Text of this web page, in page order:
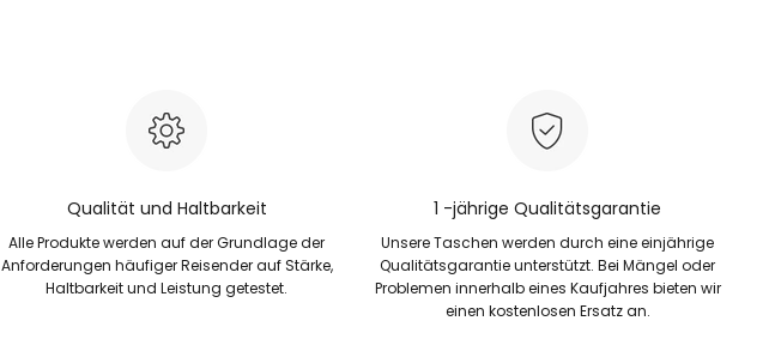
Qualität und Haltbarkeit
Alle Produkte werden auf der Grundlage der
Anforderungen häufiger Reisender auf Stärke,
Haltbarkeit und Leistung getestet.
1 -jährige Qualitätsgarantie
Unsere Taschen werden durch eine einjährige
Qualitätsgarantie unterstützt. Bei Mängel oder
Problemen innerhalb eines Kaufjahres bieten wir
einen kostenlosen Ersatz an.